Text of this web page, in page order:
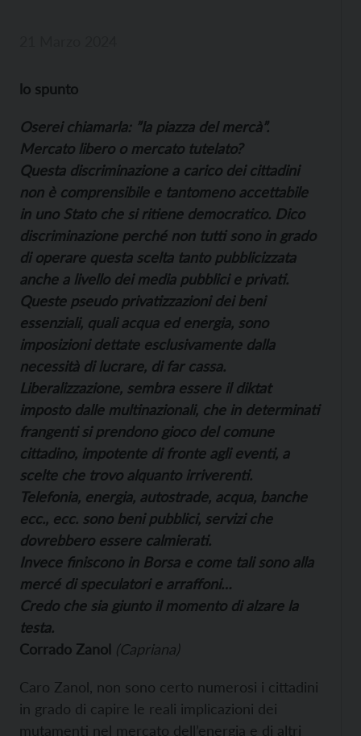
lo spunto
Oserei chiamarla: ”la piazza del mercà”.
Mercato libero o mercato tutelato?
Questa discriminazione a carico dei cittadini
non è comprensibile e tantomeno accettabile
in uno Stato che si ritiene democratico. Dico
discriminazione perché non tutti sono in grado
di operare questa scelta tanto pubblicizzata
anche a livello dei media pubblici e privati.
Queste pseudo privatizzazioni dei beni
essenziali, quali acqua ed energia, sono
imposizioni dettate esclusivamente dalla
necessità di lucrare, di far cassa.
Liberalizzazione, sembra essere il diktat
imposto dalle multinazionali, che in determinati
frangenti si prendono gioco del comune
cittadino, impotente di fronte agli eventi, a
scelte che trovo alquanto irriverenti.
Telefonia, energia, autostrade, acqua, banche
ecc., ecc. sono beni pubblici, servizi che
dovrebbero essere calmierati.
Invece finiscono in Borsa e come tali sono alla
mercé di speculatori e arraffoni…
Credo che sia giunto il momento di alzare la
testa.
Corrado Zanol (Capriana)
Caro Zanol, non sono certo numerosi i cittadini
in grado di capire le reali implicazioni dei
mutamenti nel mercato dell’energia e di altri